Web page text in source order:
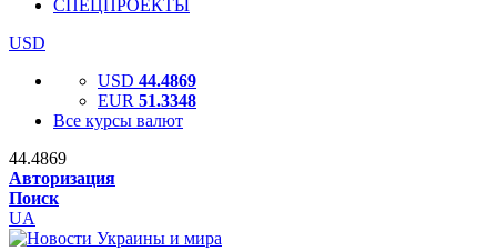
СПЕЦПРОЕКТЫ
USD
USD 44.4869
EUR 51.3348
Все курсы валют
44.4869
Авторизация
Поиск
UA